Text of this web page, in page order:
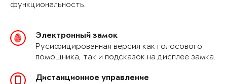
функциональность.
Электронный замок
Русифицированная версия как голосового
помощника, так и подсказок на дисплее замка.
Дистанционное управление